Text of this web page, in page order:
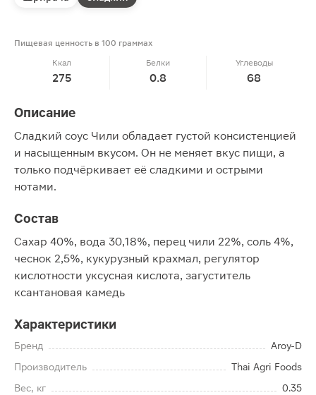
Пищевая ценность в 100 граммах
Ккал
275
Белки
0.8
Углеводы
68
Описание
Сладкий соус Чили обладает густой консистенцией
и насыщенным вкусом. Он не меняет вкус пищи, а
только подчёркивает её сладкими и острыми
нотами.
Состав
Сахар 40%, вода 30,18%, перец чили 22%, соль 4%,
чеснок 2,5%, кукурузный крахмал, регулятор
кислотности уксусная кислота, загуститель
ксантановая камедь
Характеристики
Бренд
Aroy-D
Производитель
Thai Agri Foods
Вес, кг
0.35